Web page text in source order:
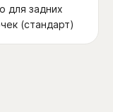
для задних
(стандарт)